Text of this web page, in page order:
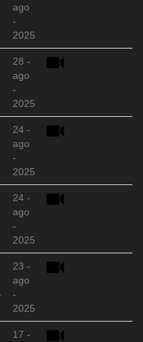
ago
-
2025
28 -
ago
-
2025
24 -
ago
-
2025
24 -
ago
-
2025
23 -
ago
-
2025
17 -